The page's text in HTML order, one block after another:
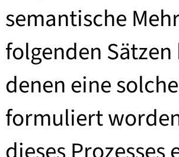
semantische
folgenden
denen eine
formuliert